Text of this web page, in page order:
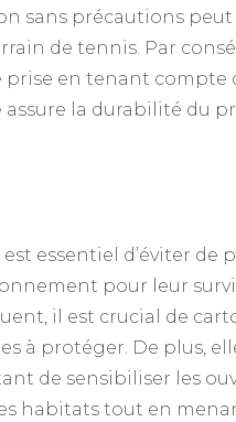
sans précautions
de tennis. Par
en tenant compte
la durabilité du
est essentiel d’éviter de
pour leur
il est crucial de
à protéger. De plus,
de sensibiliser les
habitats tout en